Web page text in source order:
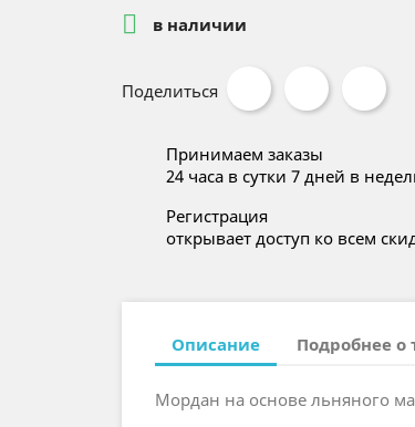
 в наличии
Поделиться
Принимаем заказы
24 часа в сутки 7 дней в
Регистрация
открывает доступ ко всем
Описание Подробнее о
Мордан на основе льняного